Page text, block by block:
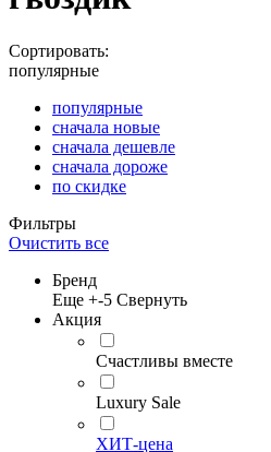
Сортировать:
популярные
популярные
сначала новые
сначала дешевле
сначала дороже
по скидке
Фильтры
Очистить все
Бренд
Еще +-5 Свернуть
Акция
Счастливы вместе
Luxury Sale
ХИТ-цена